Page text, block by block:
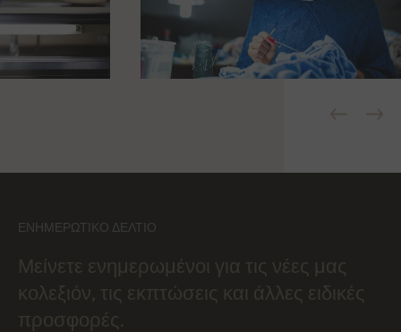
ΕΝΗΜΕΡΩΤΙΚΌ ΔΕΛΤΊΟ
Μείνετε ενημερωμένοι για τις νέες μας
κολεξιόν, τις εκπτώσεις και άλλες ειδικές
προσφορές.